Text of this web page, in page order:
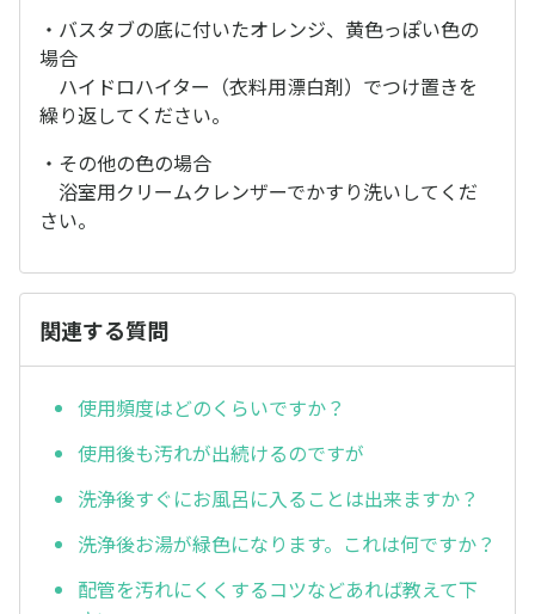
・バスタブの底に付いたオレンジ、黄色っぽい色の
場合
ハイドロハイター（衣料用漂白剤）でつけ置きを
繰り返してください。
・その他の色の場合
浴室用クリームクレンザーでかすり洗いしてくだ
さい。
関連する質問
使用頻度はどのくらいですか？
使用後も汚れが出続けるのですが
洗浄後すぐにお風呂に入ることは出来ますか？
洗浄後お湯が緑色になります。これは何ですか？
配管を汚れにくくするコツなどあれば教えて下